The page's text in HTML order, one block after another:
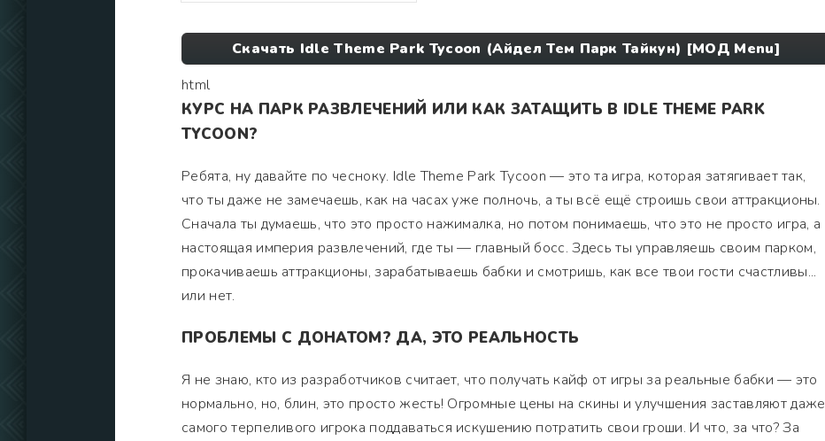
Скачать Idle Theme Park Tycoon (Айдел Тем Парк Тайкун) [МОД Menu]
html
КУРС НА ПАРК РАЗВЛЕЧЕНИЙ ИЛИ КАК ЗАТАЩИТЬ В IDLE THEME PARK
TYCOON?
Ребята, ну давайте по чесноку. Idle Theme Park Tycoon — это та игра, которая затягивает так,
что ты даже не замечаешь, как на часах уже полночь, а ты всё ещё строишь свои аттракционы.
Сначала ты думаешь, что это просто нажималка, но потом понимаешь, что это не просто игра, а
настоящая империя развлечений, где ты — главный босс. Здесь ты управляешь своим парком,
прокачиваешь аттракционы, зарабатываешь бабки и смотришь, как все твои гости счастливы...
или нет.
ПРОБЛЕМЫ С ДОНАТОМ? ДА, ЭТО РЕАЛЬНОСТЬ
Я не знаю, кто из разработчиков считает, что получать кайф от игры за реальные бабки — это
нормально, но, блин, это просто жесть! Огромные цены на скины и улучшения заставляют даже
самого терпеливого игрока поддаваться искушению потратить свои гроши. И что, за что? За